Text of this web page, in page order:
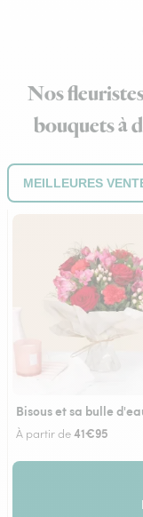
Nos
bouquets à
Bisous et sa bulle
À partir de41€95